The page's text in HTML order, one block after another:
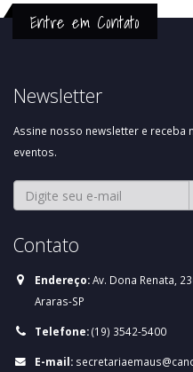
Entre em Contato
Newsletter
Assine nosso newsletter e receba
eventos.
Contato
Endereço:Av. Dona Renata,
Araras-SP
Telefone:(19) 3542-5400
E-mail: